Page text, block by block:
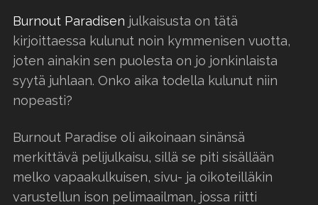
Burnout Paradisen julkaisusta on tätä
kirjoittaessa kulunut noin kymmenisen vuotta,
joten ainakin sen puolesta on jo jonkinlaista
syytä juhlaan. Onko aika todella kulunut niin
nopeasti?
Burnout Paradise oli aikoinaan sinänsä
merkittävä pelijulkaisu, sillä se piti sisällään
melko vapaakulkuisen, sivu- ja oikoteilläkin
varustellun ison pelimaailman, jossa riitti